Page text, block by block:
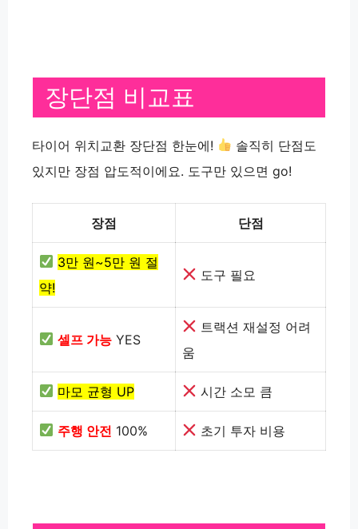
장단점 비교표
타이어 위치교환 장단점 한눈에!
솔직히 단점도
있지만 장점 압도적이에요. 도구만 있으면 go!
장점 단점
3만 원~5만 원 절
약!
도구 필요
셀프 가능 YES
트랙션 재설정 어려
움
마모 균형 UP 시간 소모 큼
주행 안전 100% 초기 투자 비용